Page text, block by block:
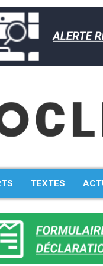
TEXTES